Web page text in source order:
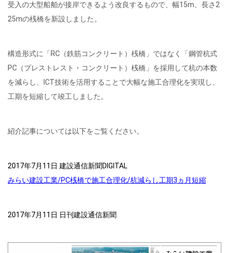
受入の大型船舶が接岸できるよう改良するもので、幅15m、長さ2
25mの桟橋を新設しました。
構造形式に「RC（鉄筋コンクリート）桟橋」ではなく「鋼管杭式
PC（プレストレスト・コンクリート）桟橋」を採用して杭の本数
を減らし、ICT技術を活用することで大幅な施工合理化を実現し、
工期を短縮して竣工しました。
紹介記事については以下をご覧ください。
2017年7月11日 建設通信新聞DIGITAL
みらい建設工業/PC桟橋で施工合理化/杭減らし工期3ヵ月短縮
2017年7月11日 日刊建設通信新聞